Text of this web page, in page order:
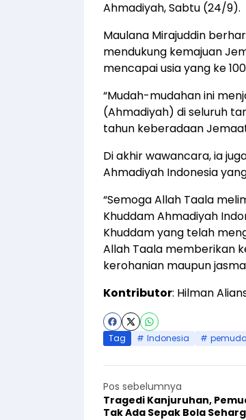
Ahmadiyah, Sabtu (24/9).
Maulana Mirajuddin
mendukung kemajuan
mencapai usia yang ke
“Mudah-mudahan ini
(Ahmadiyah) di seluruh
tahun keberadaan
Di akhir wawancara, ia
Ahmadiyah Indonesia
“Semoga Allah Taala
Khuddam Ahmadiyah
Khuddam yang telah
Allah Taala memberikan
kerohanian maupun
Kontributor: Hilman
Tag Indonesia pemuda
Pos sebelumnya
Tragedi Kanjuruhan,
Tak Ada Sepak Bola